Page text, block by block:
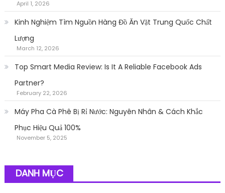
April 1, 2026
Kinh Nghiệm Tìm Nguồn Hàng Đồ Ăn Vặt Trung Quốc Chất
Lượng
March 12, 2026
Top Smart Media Review: Is It A Reliable Facebook Ads
Partner?
February 22, 2026
Máy Pha Cà Phê Bị Rỉ Nước: Nguyên Nhân & Cách Khắc
Phục Hiệu Quả 100%
November 5, 2025
DANH MỤC